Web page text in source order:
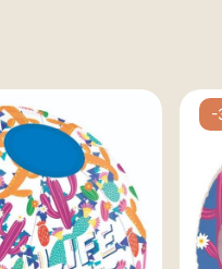
-